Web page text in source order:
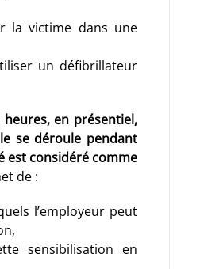
la victime dans une
un défibrillateur
en présentiel,
se déroule pendant
est considéré comme
de :
l’employeur peut
sensibilisation en